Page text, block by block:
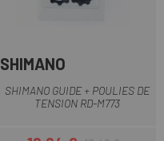
SHIMANO
SHIMANO GUIDE + POULIES DE
TENSION RD-M773